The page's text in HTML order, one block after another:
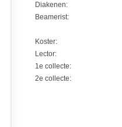
Diakenen:
Beamerist:
Koster:
Lector:
1e collecte:
2e collecte: